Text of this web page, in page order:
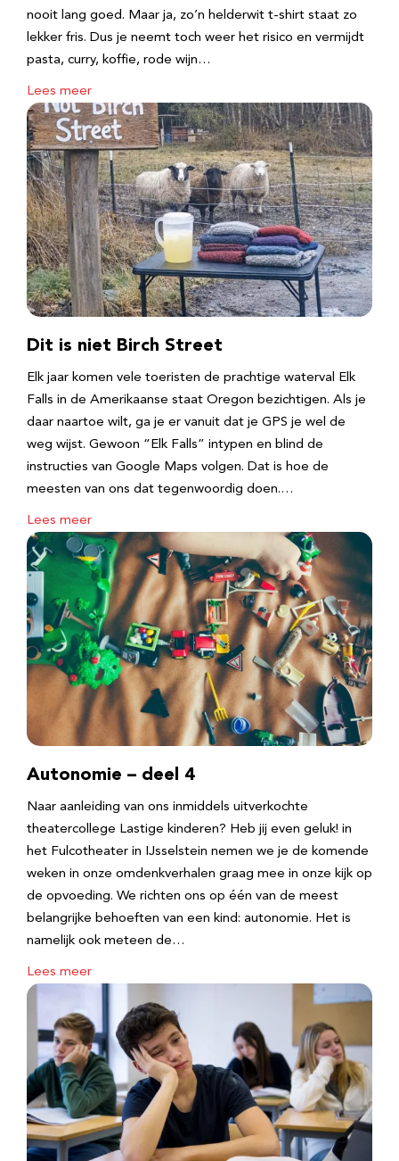
nooit lang goed. Maar ja, zo’n helderwit t-shirt staat zo
lekker fris. Dus je neemt toch weer het risico en vermijdt
pasta, curry, koffie, rode wijn…
Lees meer
Dit is niet Birch Street
Elk jaar komen vele toeristen de prachtige waterval Elk
Falls in de Amerikaanse staat Oregon bezichtigen. Als je
daar naartoe wilt, ga je er vanuit dat je GPS je wel de
weg wijst. Gewoon “Elk Falls” intypen en blind de
instructies van Google Maps volgen. Dat is hoe de
meesten van ons dat tegenwoordig doen.…
Lees meer
Autonomie – deel 4
Naar aanleiding van ons inmiddels uitverkochte
theatercollege Lastige kinderen? Heb jij even geluk! in
het Fulcotheater in IJsselstein nemen we je de komende
weken in onze omdenkverhalen graag mee in onze kijk op
de opvoeding. We richten ons op één van de meest
belangrijke behoeften van een kind: autonomie. Het is
namelijk ook meteen de…
Lees meer